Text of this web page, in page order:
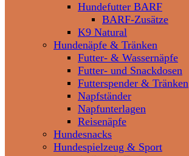
Hundefutter BARF
BARF-Zusätze
K9 Natural
Hundenäpfe & Tränken
Futter- & Wassernäpfe
Futter- und Snackdosen
Futterspender & Tränken
Napfständer
Napfunterlagen
Reisenäpfe
Hundesnacks
Hundespielzeug & Sport